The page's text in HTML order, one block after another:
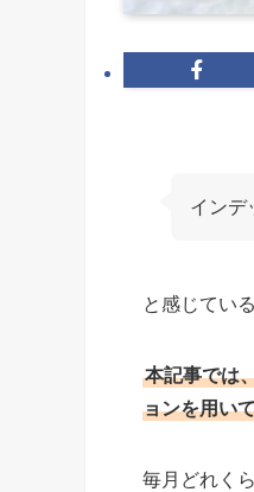
インデ
と感じてい
本記事では
ョンを用い
毎月どれく